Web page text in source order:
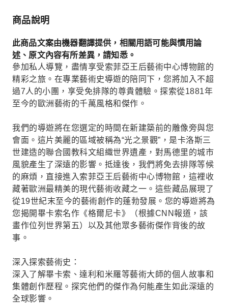
商品說明
此商品文案由機器翻譯提供，相關用語可能與慣用論
述、原文內容有所差異，請知悉。
參加私人導覽，盡情享受索菲亞王后藝術中心博物館的
精彩之旅。在專業藝術史導遊的陪同下，您將加入不超
過7人的小團，享受免排隊的尊貴體驗。探索從1881年
至今的歐洲藝術的千萬風格和傑作。
我們的導遊將在您選定的時間在新建築前的雕像旁與您
會面。這片美麗的區域被稱為“光之景觀”，是卡洛斯三
世建造的聯合國教科文組織世界遺產，對馬德里的城市
風貌產生了深遠的影響。抵達後，我們將免去排隊等候
的麻煩，直接進入索菲亞王后藝術中心博物館，這裡收
藏著歐洲最精美的現代藝術收藏之一。這些藏品展現了
從19世紀末至今的藝術創作的蓬勃發展。您的導遊將為
您揭開畢卡索名作《格爾尼卡》（根據CNN報道，該
畫作位列世界第五）以及其他眾多藝術傑作背後的故
事。
深入探索藝術史：
深入了解畢卡索、達利和米羅等藝術大師的個人故事和
集體創作歷程。探究他們的傑作為何能產生如此深遠的
全球影響。